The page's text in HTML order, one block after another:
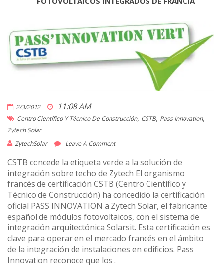
2/3/2012 11:08 AM
Centro Científico Y Técnico De Construcción, CSTB, Pass Innovation,
Zytech Solar
ZytechSolar
Leave A Comment
CSTB concede la etiqueta verde a la solución de
integración sobre techo de Zytech El organismo
francés de certificación CSTB (Centro Científico y
Técnico de Construcción) ha concedido la certificación
oficial PASS INNOVATION a Zytech Solar, el fabricante
español de módulos fotovoltaicos, con el sistema de
integración arquitectónica Solarsit. Esta certificación es
clave para operar en el mercado francés en el ámbito
de la integración de instalaciones en edificios. Pass
Innovation reconoce que los .